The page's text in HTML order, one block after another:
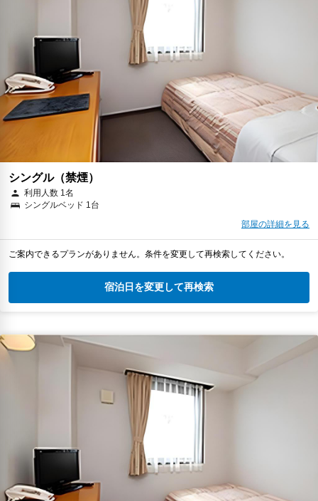
シングル（禁煙）
利用人数 1名
シングルベッド 1台
部屋の詳細を見る
ご案内できるプランがありません。条件を変更して再検索してください。
宿泊日を変更して再検索